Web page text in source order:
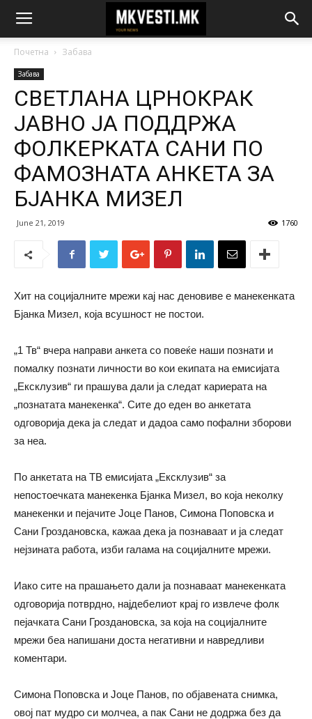
Почетна Забава
Забава
СВЕТЛАНА ЦРНОКРАК
ЈАВНО ЈА ПОДДРЖА
ФОЛКЕРКАТА САНИ ПО
ФАМОЗНАТА АНКЕТА ЗА
БЈАНКА МИЗЕЛ
June 21, 2019 1760
Хит на социјалните мрежи кај нас деновиве е манекенката
Бјанка Мизел, која всушност не постои.
„1 Тв“ вчера направи анкета со повеќе наши познати и
помалку познати личности во кои екипата на емисијата
„Ексклузив“ ги прашува дали ја следат кариерата на
„познатата манекенка“. Сите до еден во анкетата
одговорија дека ја следат и дадоа само пофални зборови
за неа.
По анкетата на ТВ емисијата „Ексклузив“ за
непостоечката манекенка Бјанка Мизел, во која неколку
манекенки и пејачите Јоце Панов, Симона Поповска и
Сани Гроздановска, кажаа дека ја познаваат и ја следат
нејзината работа, изби галама на социјалните мрежи.
Иако сите на прашањето дали ја познаваат манекенката
одговорија потврдно, најдебелиот крај го извлече фолк
пејачката Сани Гроздановска, за која на социјалните
мрежи беа напишани доста негативни и навредливи
коментари.
Симона Поповска и Јоце Панов, по објавената снимка,
овој пат мудро си молчеа, а пак Сани не додржа без да